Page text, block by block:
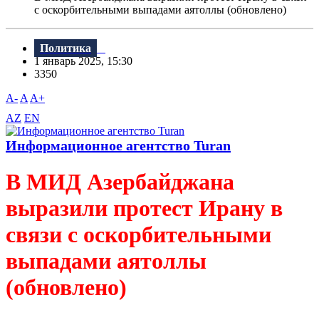
с оскорбительными выпадами аятоллы (обновлено)
Политика
1 январь 2025, 15:30
3350
A- A A+
AZ EN
Информационное агентство Turan
В МИД Азербайджана
выразили протест Ирану в
связи с оскорбительными
выпадами аятоллы
(обновлено)